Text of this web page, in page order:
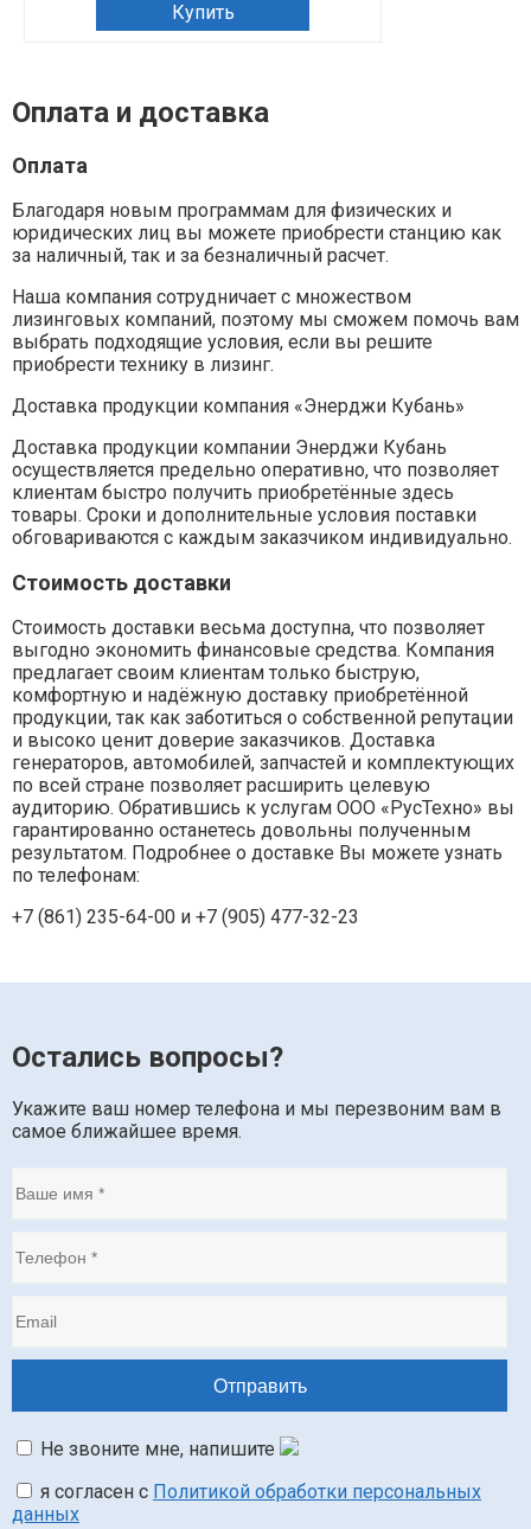
Купить
Оплата и доставка
Оплата
Благодаря новым программам для физических и
юридических лиц вы можете приобрести станцию как
за наличный, так и за безналичный расчет.
Наша компания сотрудничает с множеством
лизинговых компаний, поэтому мы сможем помочь вам
выбрать подходящие условия, если вы решите
приобрести технику в лизинг.
Доставка продукции компания «Энерджи Кубань»
Доставка продукции компании Энерджи Кубань
осуществляется предельно оперативно, что позволяет
клиентам быстро получить приобретённые здесь
товары. Сроки и дополнительные условия поставки
обговариваются с каждым заказчиком индивидуально.
Стоимость доставки
Стоимость доставки весьма доступна, что позволяет
выгодно экономить финансовые средства. Компания
предлагает своим клиентам только быструю,
комфортную и надёжную доставку приобретённой
продукции, так как заботиться о собственной репутации
и высоко ценит доверие заказчиков. Доставка
генераторов, автомобилей, запчастей и комплектующих
по всей стране позволяет расширить целевую
аудиторию. Обратившись к услугам ООО «РусТехно» вы
гарантированно останетесь довольны полученным
результатом. Подробнее о доставке Вы можете узнать
по телефонам:
+7 (861) 235-64-00 и +7 (905) 477-32-23
Остались вопросы?
Укажите ваш номер телефона и мы перезвоним вам в
самое ближайшее время.
Не звоните мне, напишите
я согласен с Политикой обработки персональных
данных